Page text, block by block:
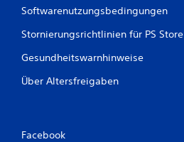
Softwarenutzungsbedingungen
Stornierungsrichtlinien für PS Store
Gesundheitswarnhinweise
Über Altersfreigaben
Facebook